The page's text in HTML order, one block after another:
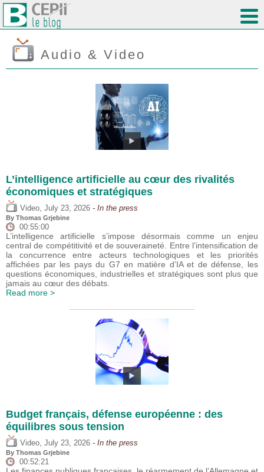
Audio & Video
L’intelligence artificielle au cœur des rivalités
économiques et stratégiques
Video July 23, 2026 - In the press
By Thomas Grjebine
00:55:00
L’intelligence artificielle s’impose désormais comme un enjeu
central de compétitivité et de souveraineté. Entre l’intensification de
la concurrence entre acteurs technologiques et les priorités
affichées par les pays du G7 en matière d’IA et de défense, les
questions économiques, industrielles et stratégiques sont plus que
jamais au cœur des débats.
Read more >
Budget français, défense européenne : des
équilibres sous tension
Video July 23, 2026 - In the press
By Thomas Grjebine
00:52:21